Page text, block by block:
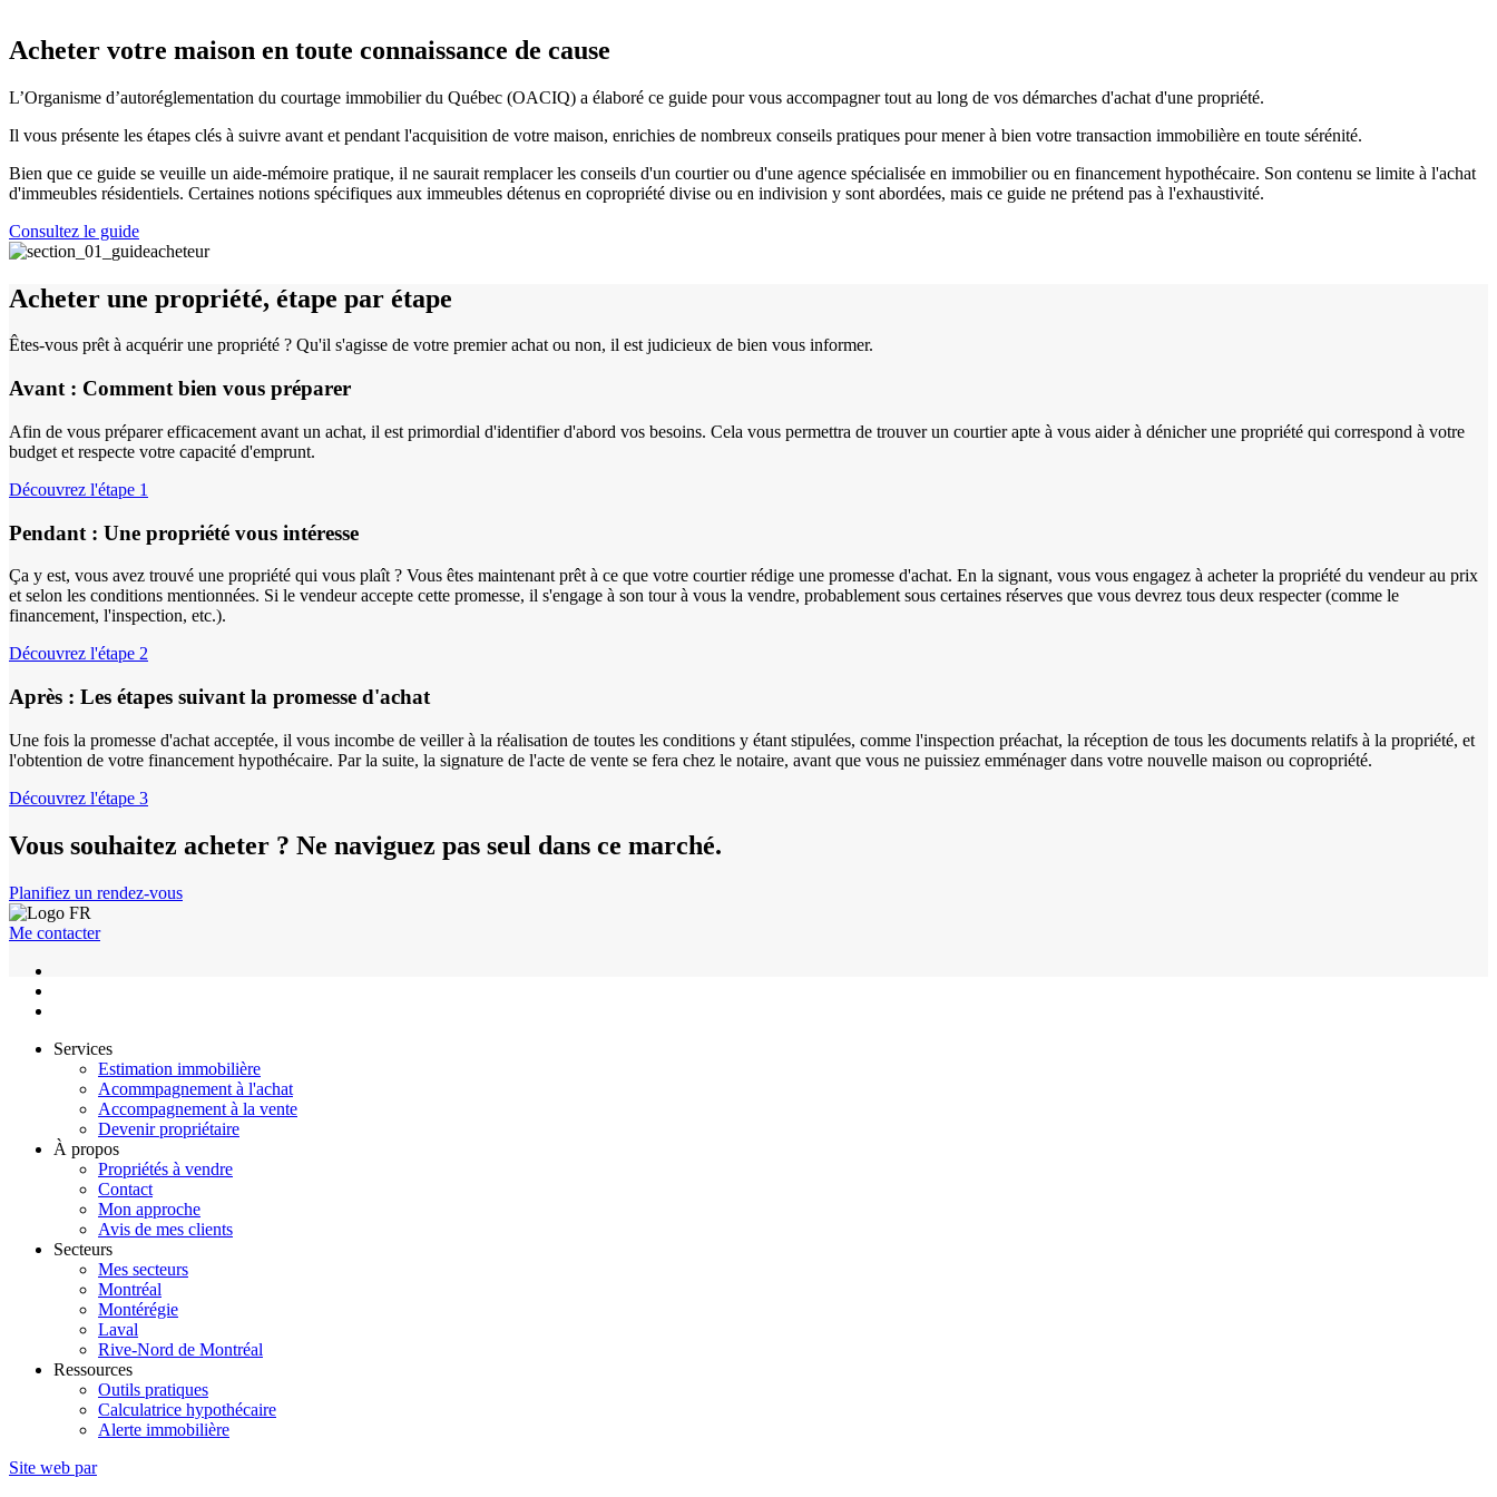
Acheter votre maison en toute connaissance de cause
L’Organisme d’autoréglementation du courtage immobilier du Québec (OACIQ) a élaboré ce guide pour vous accompagner tout au long de vos démarches d'achat d'une propriété.
Il vous présente les étapes clés à suivre avant et pendant l'acquisition de votre maison, enrichies de nombreux conseils pratiques pour mener à bien votre transaction immobilière en toute sérénité.
Bien que ce guide se veuille un aide-mémoire pratique, il ne saurait remplacer les conseils d'un courtier ou d'une agence spécialisée en immobilier ou en financement hypothécaire. Son contenu se limite à l'achat
d'immeubles résidentiels. Certaines notions spécifiques aux immeubles détenus en copropriété divise ou en indivision y sont abordées, mais ce guide ne prétend pas à l'exhaustivité.
Consultez le guide
Acheter une propriété, étape par étape
Êtes-vous prêt à acquérir une propriété ? Qu'il s'agisse de votre premier achat ou non, il est judicieux de bien vous informer.
Avant : Comment bien vous préparer
Afin de vous préparer efficacement avant un achat, il est primordial d'identifier d'abord vos besoins. Cela vous permettra de trouver un courtier apte à vous aider à dénicher une propriété qui correspond à votre
budget et respecte votre capacité d'emprunt.
Découvrez l'étape 1
Pendant : Une propriété vous intéresse
Ça y est, vous avez trouvé une propriété qui vous plaît ? Vous êtes maintenant prêt à ce que votre courtier rédige une promesse d'achat. En la signant, vous vous engagez à acheter la propriété du vendeur au prix
et selon les conditions mentionnées. Si le vendeur accepte cette promesse, il s'engage à son tour à vous la vendre, probablement sous certaines réserves que vous devrez tous deux respecter (comme le
financement, l'inspection, etc.).
Découvrez l'étape 2
Après : Les étapes suivant la promesse d'achat
Une fois la promesse d'achat acceptée, il vous incombe de veiller à la réalisation de toutes les conditions y étant stipulées, comme l'inspection préachat, la réception de tous les documents relatifs à la propriété, et
l'obtention de votre financement hypothécaire. Par la suite, la signature de l'acte de vente se fera chez le notaire, avant que vous ne puissiez emménager dans votre nouvelle maison ou copropriété.
Découvrez l'étape 3
Vous souhaitez acheter ? Ne naviguez pas seul dans ce marché.
Planifiez un rendez-vous
Me contacter
Services
Estimation immobilière
Acommpagnement à l'achat
Accompagnement à la vente
Devenir propriétaire
À propos
Propriétés à vendre
Contact
Mon approche
Avis de mes clients
Secteurs
Mes secteurs
Montréal
Montérégie
Laval
Rive-Nord de Montréal
Ressources
Outils pratiques
Calculatrice hypothécaire
Alerte immobilière
Site web par